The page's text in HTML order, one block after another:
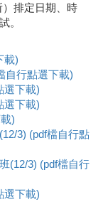
排定日期、時
。
載)
自行點選下載)
選下載)
選下載)
)
3) (pdf檔自行點
(12/3) (pdf檔自行
選下載)